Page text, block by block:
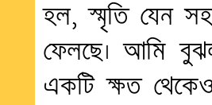
হল, স্মৃতি যেন
ফেলছে। আমি
একটি ক্ষত